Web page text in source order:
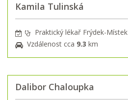
Kamila Tulinská
Praktický lékař Frýdek-Místek
Vzdálenost cca 9.3 km
Dalibor Chaloupka